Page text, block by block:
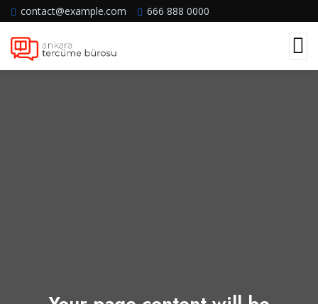
contact@example.com 666 888 0000